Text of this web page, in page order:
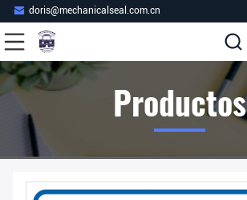
doris@mechanicalseal.com.cn
Productos